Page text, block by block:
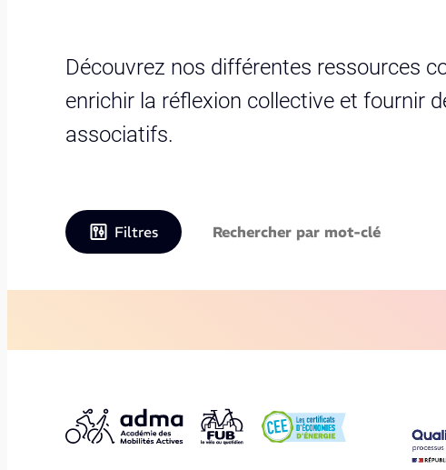
Découvrez nos différentes ressources
enrichir la réflexion collective et fournir
associatifs.
Filtres